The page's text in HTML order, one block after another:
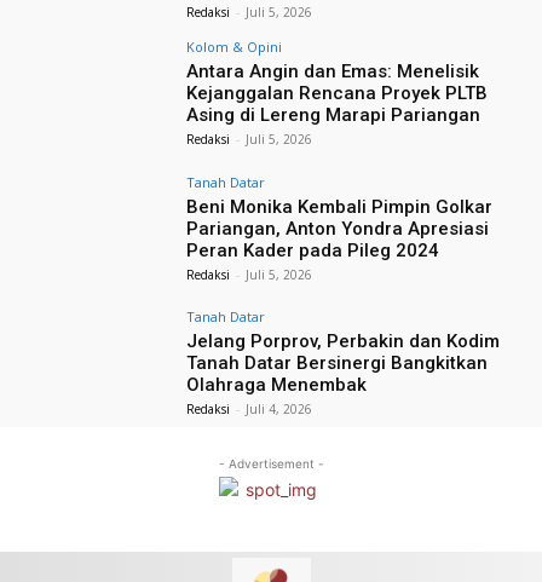
Redaksi - Juli 5, 2026
Kolom & Opini
Antara Angin dan Emas: Menelisik
Kejanggalan Rencana Proyek PLTB
Asing di Lereng Marapi Pariangan
Redaksi - Juli 5, 2026
Tanah Datar
Beni Monika Kembali Pimpin Golkar
Pariangan, Anton Yondra Apresiasi
Peran Kader pada Pileg 2024
Redaksi - Juli 5, 2026
Tanah Datar
Jelang Porprov, Perbakin dan Kodim
Tanah Datar Bersinergi Bangkitkan
Olahraga Menembak
Redaksi - Juli 4, 2026
- Advertisement -